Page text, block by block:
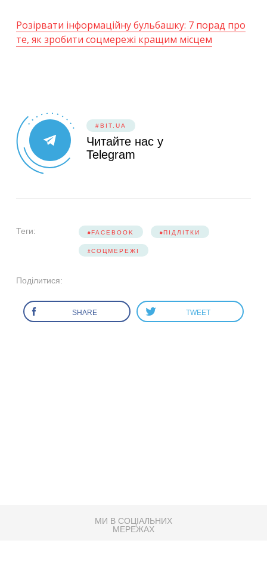
Розірвати інформаційну бульбашку: 7 порад про
те, як зробити соцмережі кращим місцем
#BIT.UA
Читайте нас у
Telegram
Теги: FACEBOOK ПІДЛІТКИ
СОЦМЕРЕЖІ
Поділитися:
SHARE TWEET
МИ В СОЦІАЛЬНИХ
МЕРЕЖАХ